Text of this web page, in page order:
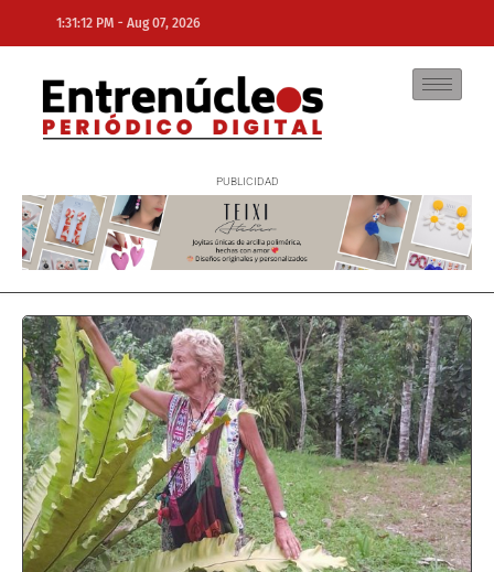
1:31:12 PM - Aug 07, 2026
NE